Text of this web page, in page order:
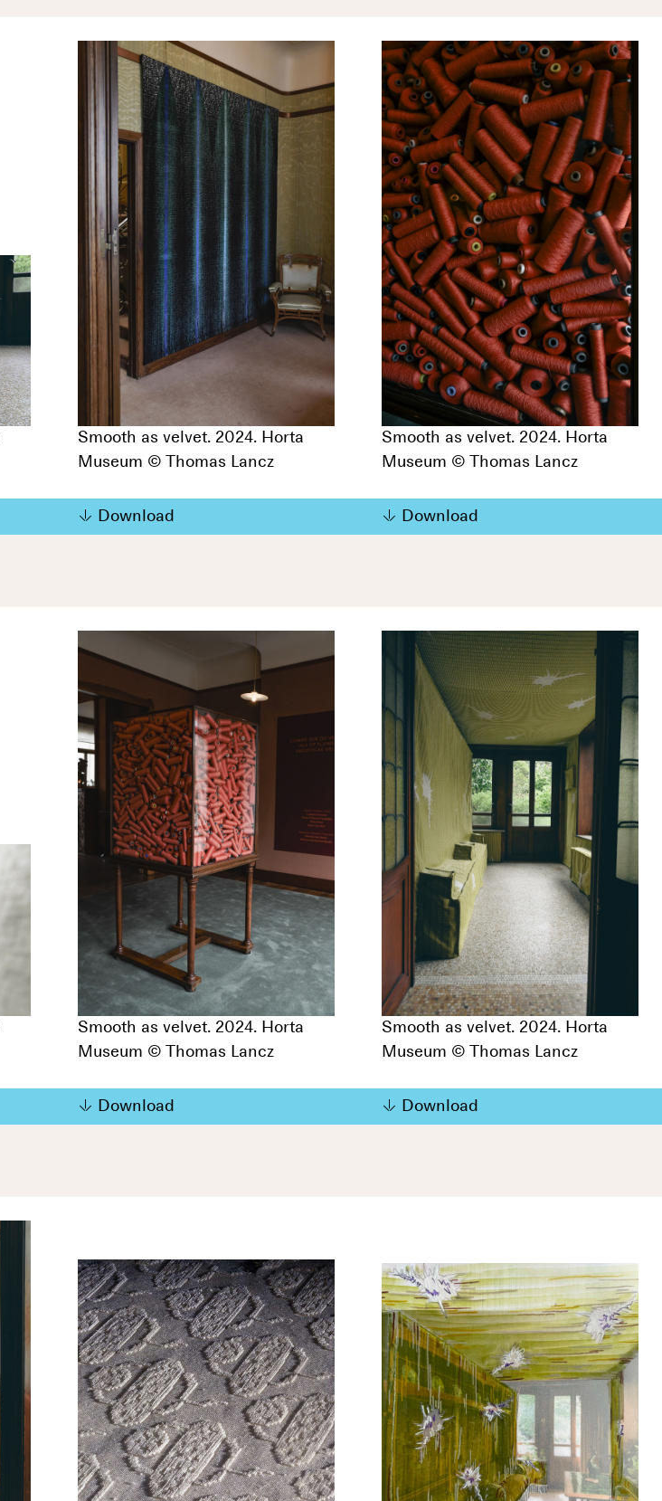
Smooth as velvet. 2024. Horta
Museum © Thomas Lancz
Download
Smooth as velvet. 2024. Horta
Museum © Thomas Lancz
Download
Smooth as velvet. 2024. Horta
Museum © Thomas Lancz
Download
Smooth as velvet. 2024. Horta
Museum © Thomas Lancz
Download